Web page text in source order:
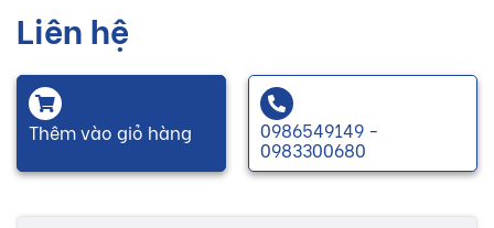
Liên hệ
Thêm vào giỏ hàng 0986549149 -
0983300680